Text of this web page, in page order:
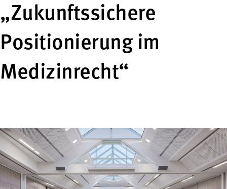
„Zukunftssichere
Positionierung im
Medizinrecht“